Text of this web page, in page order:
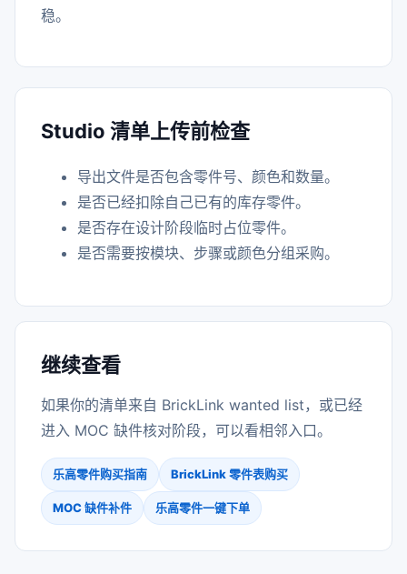
稳。
Studio 清单上传前检查
导出文件是否包含零件号、颜色和数量。
是否已经扣除自己已有的库存零件。
是否存在设计阶段临时占位零件。
是否需要按模块、步骤或颜色分组采购。
继续查看
如果你的清单来自 BrickLink wanted list，或已经
进入 MOC 缺件核对阶段，可以看相邻入口。
乐高零件购买指南 BrickLink 零件表购买
MOC 缺件补件 乐高零件一键下单